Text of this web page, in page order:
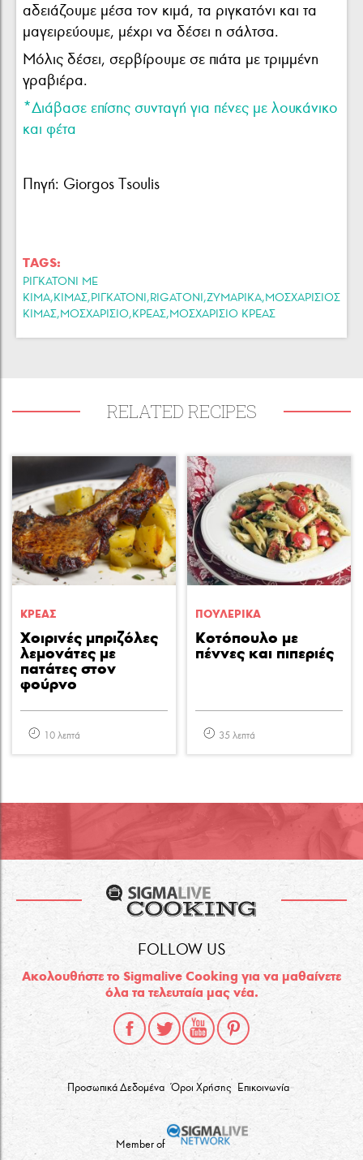
αδειάζουμε μέσα τον κιμά, τα ριγκατόνι και τα
μαγειρεύουμε, μέχρι να δέσει η σάλτσα.
Μόλις δέσει, σερβίρουμε σε πιάτα με τριμμένη
γραβιέρα.
*Διάβασε επίσης συνταγή για πένες με λουκάνικο
και φέτα
Πηγή: Giorgos Tsoulis
TAGS:
ΡΙΓΚΑΤΟΝΙ ΜΕ
ΚΙΜΑ,ΚΙΜΑΣ,ΡΙΓΚΑΤΟΝΙ,RIGATONI,ΖΥΜΑΡΙΚΑ,ΜΟΣΧΑΡΙΣΙΟΣ
ΚΙΜΑΣ,ΜΟΣΧΑΡΙΣΙΟ,ΚΡΕΑΣ,ΜΟΣΧΑΡΙΣΙΟ ΚΡΕΑΣ
RELATED RECIPES
ΚΡΕΑΣ
Χοιρινές μπριζόλες
λεμονάτες με
πατάτες στον
φούρνο
10 λεπτά
ΠΟΥΛΕΡΙΚA
Κοτόπουλο με
πέννες και πιπεριές
35 λεπτά
FOLLOW US
Ακολουθήστε το Sigmalive Cooking για να μαθαίνετε
όλα τα τελευταία μας νέα.
Προσωπικά Δεδομένα Όροι Χρήσης Επικοινωνία
Member of